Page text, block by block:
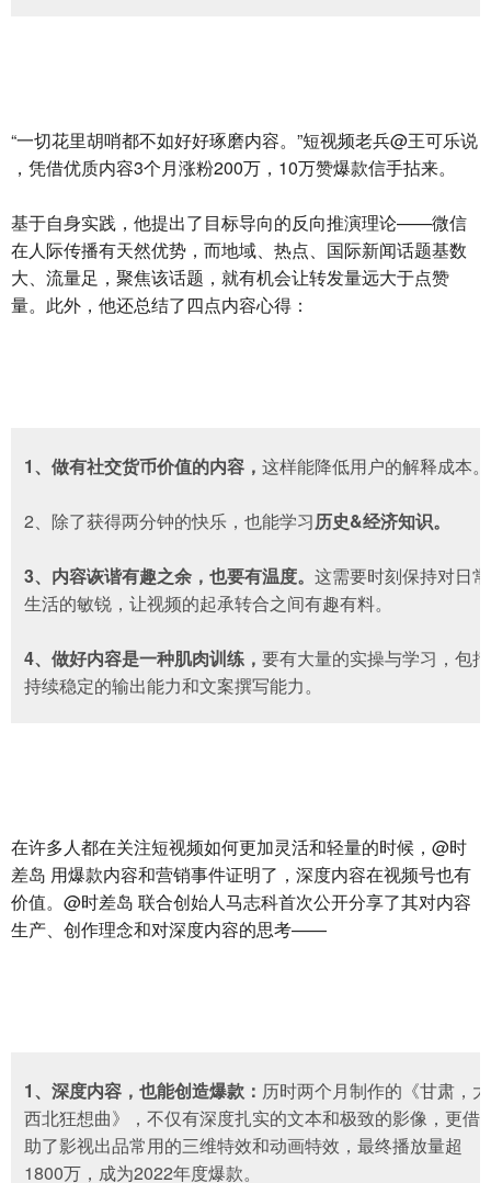
“一切花里胡哨都不如好好琢磨内容。”短视频老兵@王可乐说
，凭借优质内容3个月涨粉200万，10万赞爆款信手拈来。
基于自身实践，他提出了目标导向的反向推演理论——微信
在人际传播有天然优势，而地域、热点、国际新闻话题基数
大、流量足，聚焦该话题，就有机会让转发量远大于点赞
量。此外，他还总结了四点内容心得：
1、做有社交货币价值的内容， 这样能降低用户的解释成本。
2、除了获得两分钟的快乐，也能学习历史&经济知识。
3、内容诙谐有趣之余，也要有温度。 这需要时刻保持对日常
生活的敏锐，让视频的起承转合之间有趣有料。
4、做好内容是一种肌肉训练， 要有大量的实操与学习，包括
持续稳定的输出能力和文案撰写能力。
在许多人都在关注短视频如何更加灵活和轻量的时候，@时
差岛 用爆款内容和营销事件证明了，深度内容在视频号也有
价值。@时差岛 联合创始人马志科首次公开分享了其对内容
生产、创作理念和对深度内容的思考——
1、深度内容，也能创造爆款： 历时两个月制作的《甘肃，大
西北狂想曲》，不仅有深度扎实的文本和极致的影像，更借
助了影视出品常用的三维特效和动画特效，最终播放量超
1800万，成为2022年度爆款。